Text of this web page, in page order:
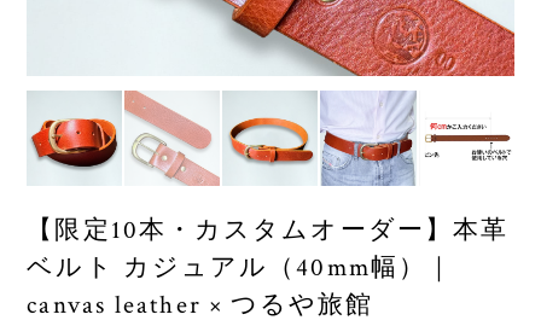
【限定10本・カスタムオーダー】本革
ベルト カジュアル（40mm幅）｜
canvas leather × つるや旅館